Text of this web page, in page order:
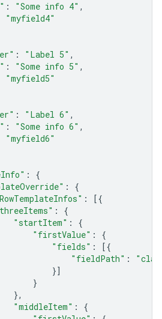
: "Some info 4" ,
"myfield4"
: "Label 5" ,
: "Some info 5" ,
"myfield5"
: "Label 6" ,
: "Some info 6" ,
"myfield6"
:
{
:
{
:
[{
:
{
"startItem" :
{
"firstValue" :
{
"fields" :
[{
"fieldPath" :
}]
}
},
"middleItem" :
{